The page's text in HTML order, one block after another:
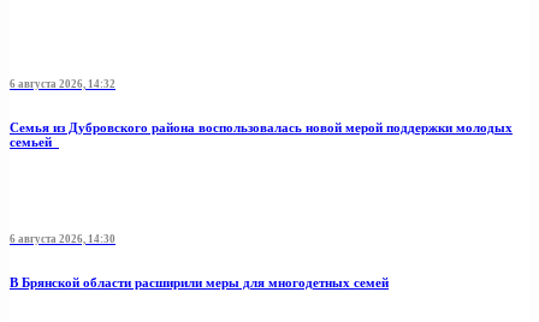
6 августа 2026, 14:32
Семья из Дубровского района воспользовалась новой мерой поддержки молодых
семьей
6 августа 2026, 14:30
В Брянской области расширили меры для многодетных семей